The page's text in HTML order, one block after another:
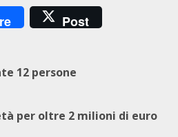
Post
12 persone
per oltre 2 milioni di euro